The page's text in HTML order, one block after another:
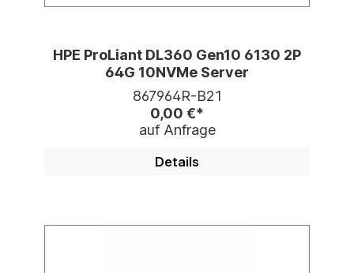
HPE ProLiant DL360 Gen10 6130 2P
64G 10NVMe Server
867964R-B21
0,00 €*
auf Anfrage
Details